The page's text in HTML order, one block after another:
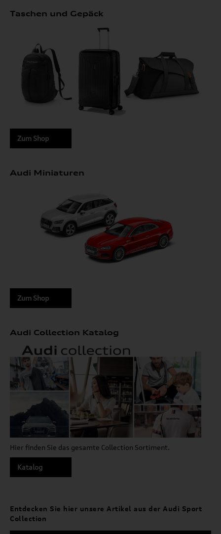
Taschen und Gepäck
Zum Shop
Audi Miniaturen
Zum Shop
Audi Collection Katalog
Hier finden Sie das gesamte Collection Sortiment.
Katalog
Entdecken Sie hier unsere Artikel aus der Audi Sport
Collection